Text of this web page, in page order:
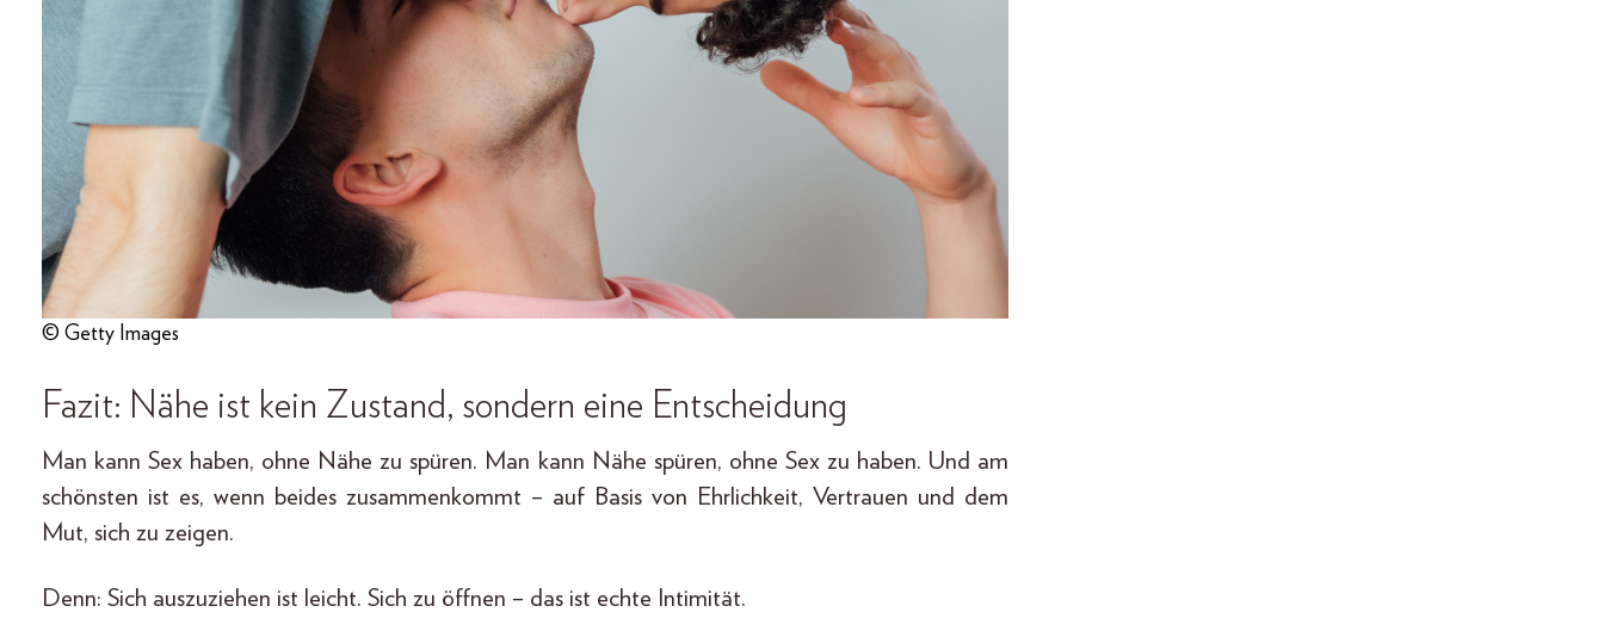
© Getty Images
Fazit: Nähe ist kein Zustand, sondern eine Entscheidung
Man kann Sex haben, ohne Nähe zu spüren. Man kann Nähe spüren, ohne Sex zu haben. Und am
schönsten ist es, wenn beides zusammenkommt – auf Basis von Ehrlichkeit, Vertrauen und dem
Mut, sich zu zeigen.
Denn: Sich auszuziehen ist leicht. Sich zu öffnen – das ist echte Intimität.